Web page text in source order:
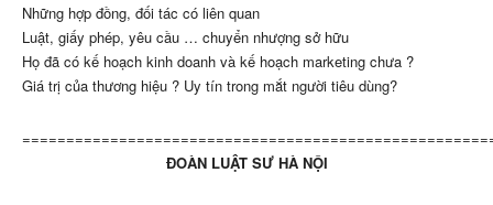
Những hợp đồng, đối tác có liên quan
Luật, giấy phép, yêu cầu … chuyển nhượng sở hữu
Họ đã có kế hoạch kinh doanh và kế hoạch marketing chưa ?
Giá trị của thương hiệu ? Uy tín trong mắt người tiêu dùng?
ĐOÀN LUẬT SƯ HÀ NỘI